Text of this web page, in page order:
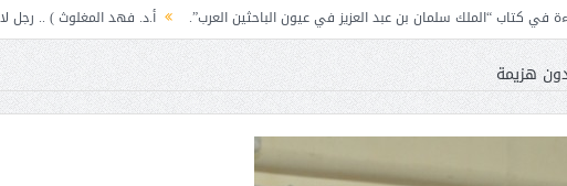
سلمان بن عبد العزيز في عيون الباحثين العرب”. أ.د. فهد المغلوث ) .. رجل لايعرف المستحيل
هزيمة